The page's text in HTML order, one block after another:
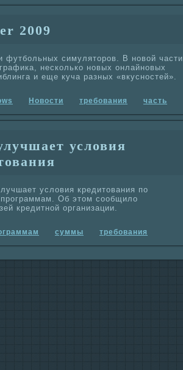
2009
футбольных симуляторов. В новой части
несколько новых онлайновых
и еще кyча paзных «вкyсностей».
Новости требования часть
условия
условия кредитования по
Об этом сообщило
кредитной организации.
суммы требования